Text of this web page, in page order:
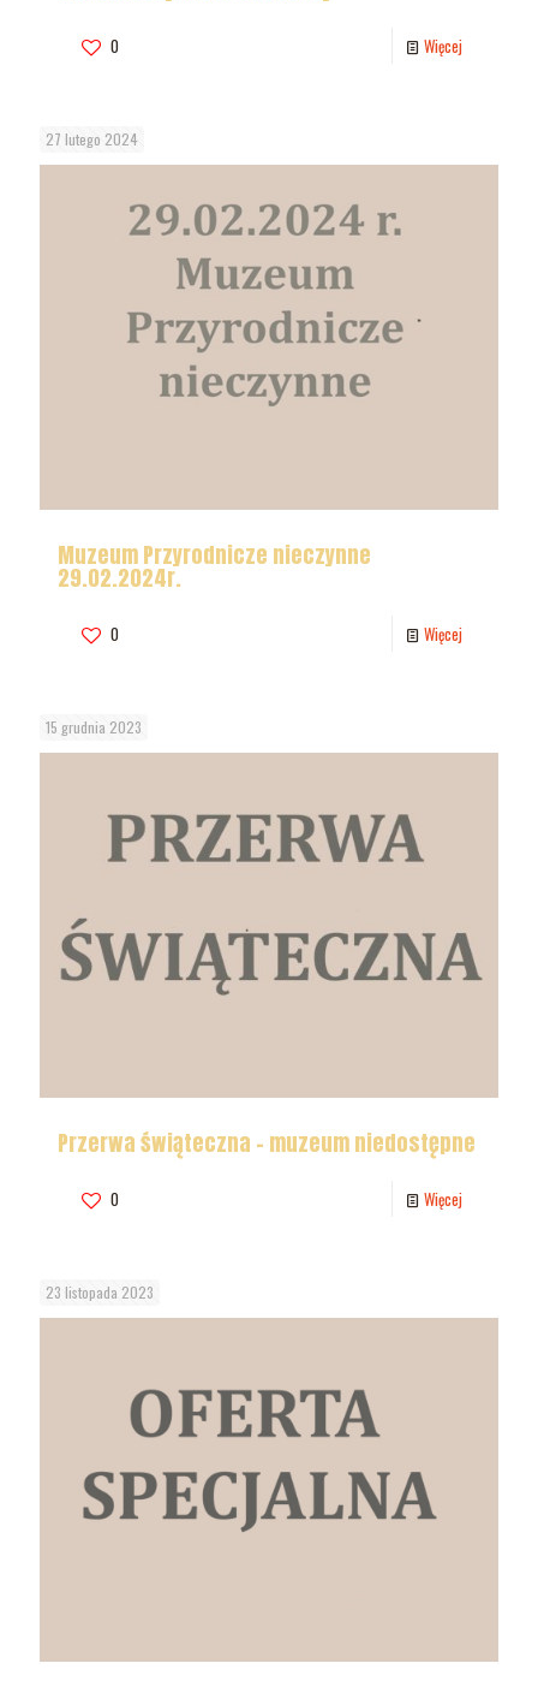
0 Więcej
27 lutego 2024
Muzeum Przyrodnicze nieczynne
29.02.2024r.
0 Więcej
15 grudnia 2023
Przerwa świąteczna – muzeum niedostępne
0 Więcej
23 listopada 2023